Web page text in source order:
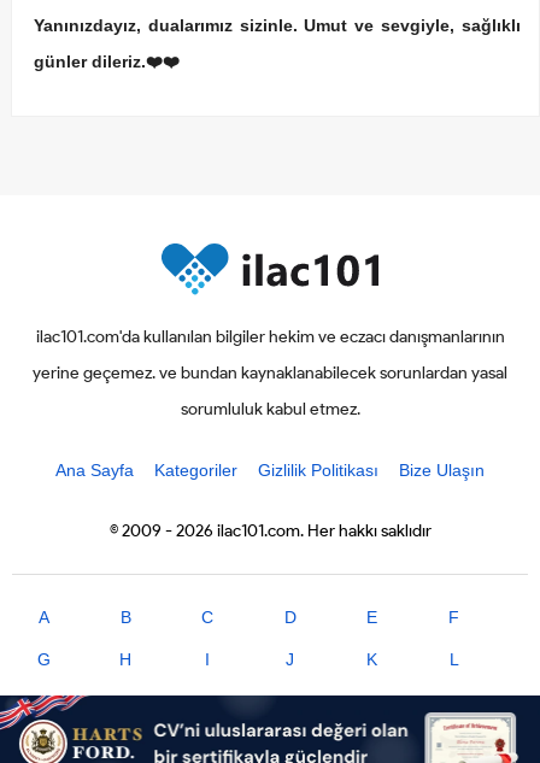
Yanınızdayız, dualarımız sizinle. Umut ve sevgiyle, sağlıklı
günler dileriz.❤️❤️
ilac101.com'da kullanılan bilgiler hekim ve eczacı danışmanlarının
yerine geçemez. ve bundan kaynaklanabilecek sorunlardan yasal
sorumluluk kabul etmez.
Ana Sayfa Kategoriler Gizlilik Politikası Bize Ulaşın
© 2009 - 2026 ilac101.com. Her hakkı saklıdır
A B C D E F
G H I J K L
M N O P R S
T U X Y Z